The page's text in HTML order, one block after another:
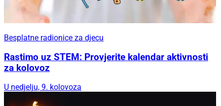
Besplatne radionice za djecu
Rastimo uz STEM: Provjerite kalendar aktivnosti
za kolovoz
U nedjelju, 9. kolovoza